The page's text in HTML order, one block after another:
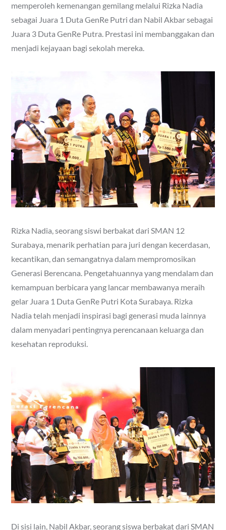
memperoleh kemenangan gemilang melalui Rizka Nadia
sebagai Juara 1 Duta GenRe Putri dan Nabil Akbar sebagai
Juara 3 Duta GenRe Putra. Prestasi ini membanggakan dan
menjadi kejayaan bagi sekolah mereka.
Rizka Nadia, seorang siswi berbakat dari SMAN 12
Surabaya, menarik perhatian para juri dengan kecerdasan,
kecantikan, dan semangatnya dalam mempromosikan
Generasi Berencana. Pengetahuannya yang mendalam dan
kemampuan berbicara yang lancar membawanya meraih
gelar Juara 1 Duta GenRe Putri Kota Surabaya. Rizka
Nadia telah menjadi inspirasi bagi generasi muda lainnya
dalam menyadari pentingnya perencanaan keluarga dan
kesehatan reproduksi.
Di sisi lain, Nabil Akbar, seorang siswa berbakat dari SMAN